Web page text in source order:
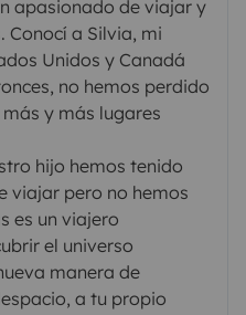
apasionado de viajar y
Conocí a Silvia, mi
Unidos y Canadá
no hemos perdido
y más lugares
hijo hemos tenido
viajar pero no hemos
es un viajero
el universo
manera de
a tu propio